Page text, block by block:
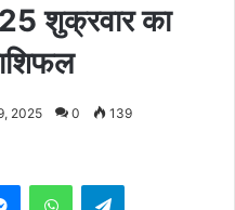
शुक्रवार का
2025 0 139
MessengerWhatsAppTelegram